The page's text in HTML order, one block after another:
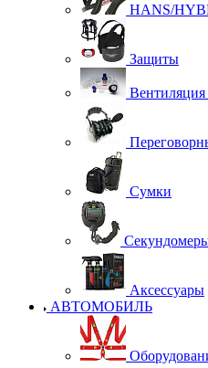
HANS/
Защиты
Сумки
Аксессуары
АВТОМОБИЛЬ